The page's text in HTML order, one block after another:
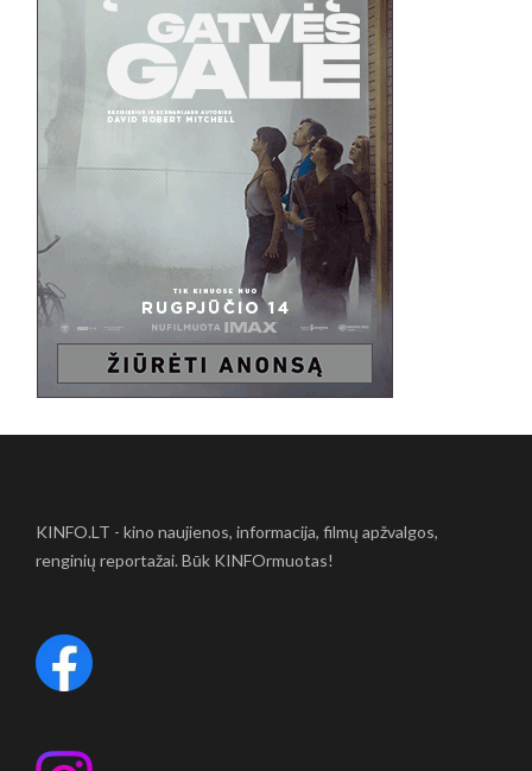
KINFO.LT - kino naujienos, informacija, filmų apžvalgos,
renginių reportažai. Būk KINFOrmuotas!